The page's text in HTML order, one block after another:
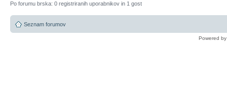
Po forumu brska: 0 registriranih uporabnikov in 1 gost
Seznam forumov
Powered